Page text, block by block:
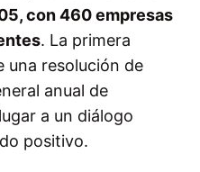
con 460 empresas
. La primera
una resolución de
anual de
a un diálogo
positivo.